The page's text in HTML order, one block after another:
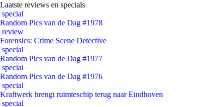
Laatste reviews en specials
special
Random Pics van de Dag #1978
review
Forensics: Crime Scene Detective
special
Random Pics van de Dag #1977
special
Random Pics van de Dag #1976
special
Kraftwerk brengt ruimteschip terug naar Eindhoven
special